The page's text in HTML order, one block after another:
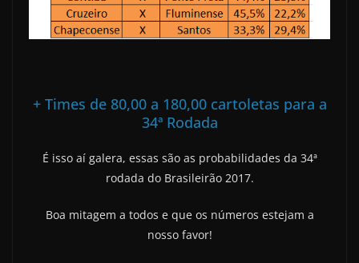
+ Times de 80,00 a 180,00 cartoletas para a
34ª Rodada
É isso aí galera, essas são as probabilidades da 34ª
rodada do Brasileirão 2017.
Boa mitagem a todos e que os números estejam a
nosso favor!